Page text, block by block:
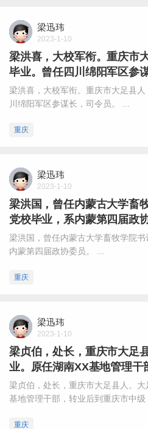
梁迅玮
2023-1-10
梁洪喜，大校军衔。重庆市
毕业。曾任四川绵阳军区参
梁洪喜，大校军衔。重庆市大足县
川绵阳军区参谋长，司令员。 ...
重庆
梁迅玮
2023-1-10
梁洪国，曾任内蒙古大学畜
党校毕业，系内蒙第四届政
梁洪国，曾任内蒙古大学畜牧学院
内蒙第四届政协委员。 ...
重庆
梁迅玮
2023-1-10
梁贞伯，处长，重庆市大足
业。原任湖南XX基地管理干
梁贞伯，处长，重庆市大足县人。
基地管理干部，转业后到重庆市中级
重庆